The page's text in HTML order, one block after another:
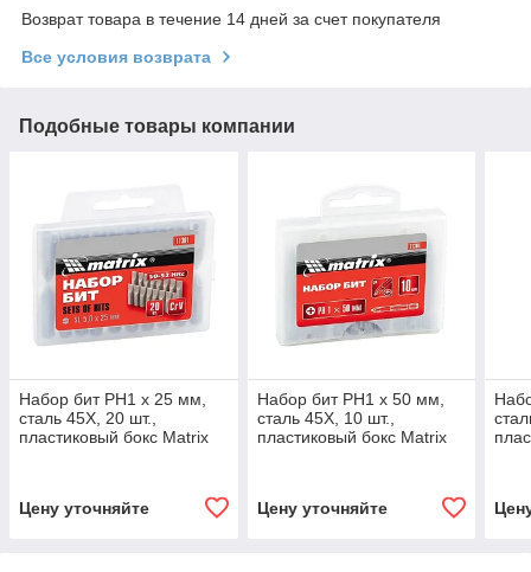
Возврат товара в течение 14 дней за счет покупателя
Все условия возврата
Подобные товары компании
Набор бит PH1 x 25 мм,
сталь 45Х, 20 шт.,
пластиковый бокс Matrix
Цену уточняйте
Набор бит PH1 х 50 мм,
сталь 45Х, 10 шт.,
пластиковый бокс Matrix
Цену уточняйте